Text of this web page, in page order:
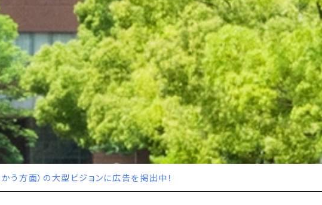
方面）の大型ビジョンに広告を掲出中！